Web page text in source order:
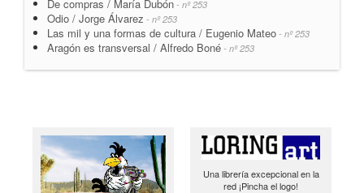
De compras / María Dubón - nº 253
Odio / Jorge Álvarez - nº 253
Las mil y una formas de cultura / Eugenio Mateo - nº 253
Aragón es transversal / Alfredo Boné - nº 253
Una librería excepcional en la
red ¡Pincha el logo!